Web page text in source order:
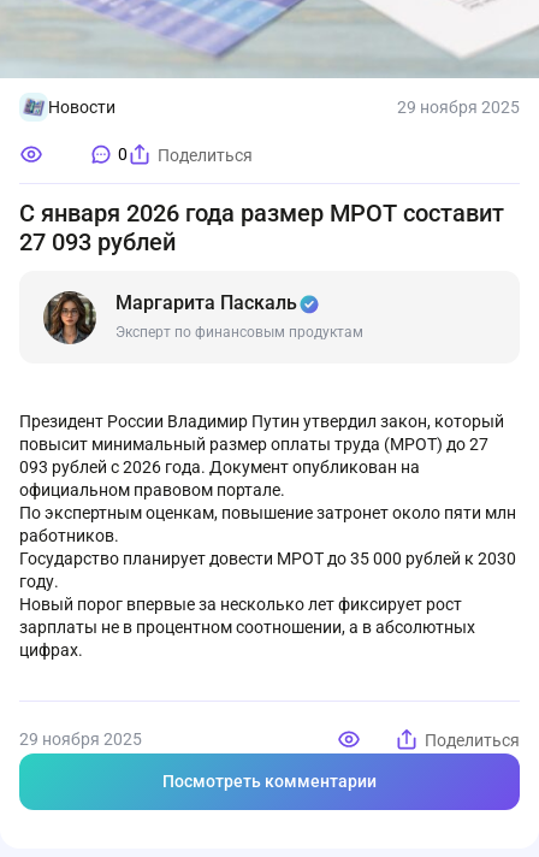
Новости 29 ноября 2025
0 Поделиться
С января 2026 года размер МРОТ составит
27 093 рублей
Маргарита Паскаль
Эксперт по финансовым продуктам
Президент России Владимир Путин утвердил закон, который
повысит минимальный размер оплаты труда (МРОТ) до 27
093 рублей с 2026 года. Документ опубликован на
официальном правовом портале.
По экспертным оценкам, повышение затронет около пяти млн
работников.
Государство планирует довести МРОТ до 35 000 рублей к 2030
году.
Новый порог впервые за несколько лет фиксирует рост
зарплаты не в процентном соотношении, а в абсолютных
цифрах.
29 ноября 2025 Поделиться
Посмотреть комментарии